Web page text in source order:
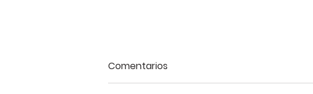
Comentarios